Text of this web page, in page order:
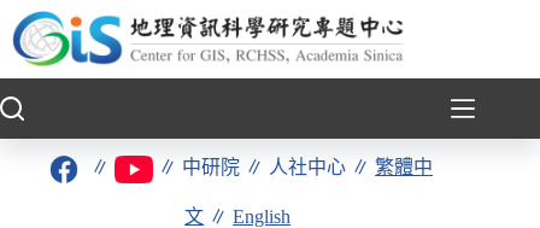
至
要
∥ ∥ 中研院 ∥ 人社中心 ∥繁體中
文 ∥English